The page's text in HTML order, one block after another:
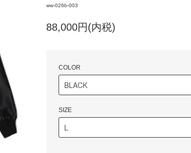
ww-026b-003
88,000円(内税)
COLOR
SIZE